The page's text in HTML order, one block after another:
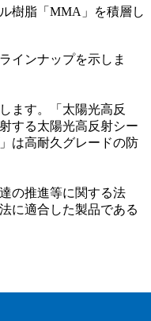
樹脂「MMA」を積層し
インナップを示しま
ます。「太陽光高反
する太陽光高反射シー
は高耐久グレードの防
の推進等に関する法
に適合した製品である